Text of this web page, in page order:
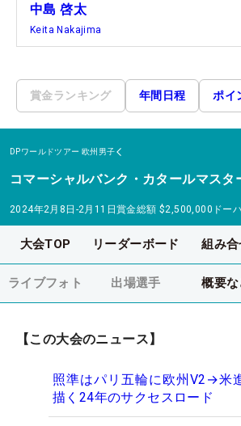
中島 啓太
Keita Nakajima
賞金ランキング 年間日程 ポイ
DPワールドツアー 欧州男子
コマーシャルバンク・カタールマスタ
2024年2月8日-2月11日賞金総額 $2,500,000 ドー
大会TOP リーダーボード 組み合
ライブフォト 出場選手 概要
【この大会のニュース】
照準はパリ五輪に欧州V2→
描く24年のサクセスロード